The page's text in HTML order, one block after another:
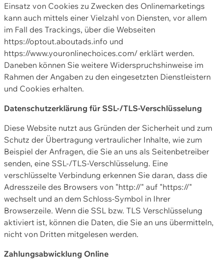
Einsatz von Cookies zu Zwecken des Onlinemarketings
kann auch mittels einer Vielzahl von Diensten, vor allem
im Fall des Trackings, über die Webseiten
https://optout.aboutads.info und
https://www.youronlinechoices.com/ erklärt werden.
Daneben können Sie weitere Widerspruchshinweise im
Rahmen der Angaben zu den eingesetzten Dienstleistern
und Cookies erhalten.
Datenschutzerklärung für SSL-/TLS-Verschlüsselung
Diese Website nutzt aus Gründen der Sicherheit und zum
Schutz der Übertragung vertraulicher Inhalte, wie zum
Beispiel der Anfragen, die Sie an uns als Seitenbetreiber
senden, eine SSL-/TLS-Verschlüsselung. Eine
verschlüsselte Verbindung erkennen Sie daran, dass die
Adresszeile des Browsers von "http://" auf "https://"
wechselt und an dem Schloss-Symbol in Ihrer
Browserzeile. Wenn die SSL bzw. TLS Verschlüsselung
aktiviert ist, können die Daten, die Sie an uns übermitteln,
nicht von Dritten mitgelesen werden.
Zahlungsabwicklung Online